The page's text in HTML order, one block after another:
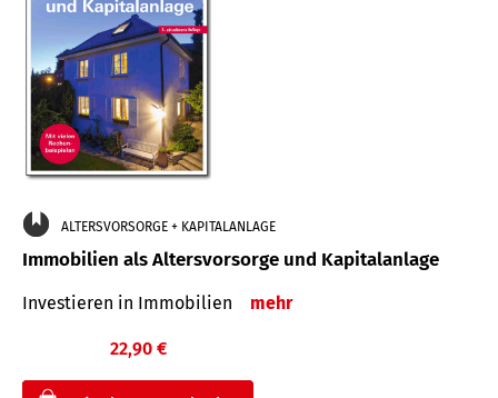
ALTERSVORSORGE + KAPITALANLAGE
Immobilien als Altersvorsorge und Kapitalanlage
Investieren in Immobilien mehr
22,90 €